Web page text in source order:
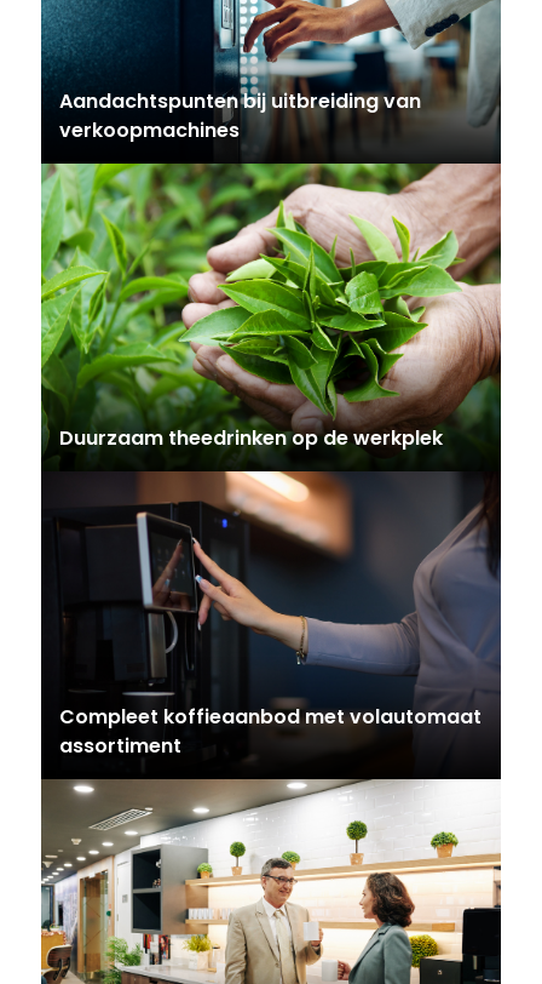
Aandachtspunten bij uitbreiding van
verkoopmachines
Duurzaam theedrinken op de werkplek
Compleet koffieaanbod met volautomaat
assortiment